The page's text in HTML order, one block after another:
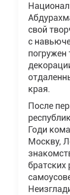
свой
с
погружен
края.
После
Годи
Москву,
братских